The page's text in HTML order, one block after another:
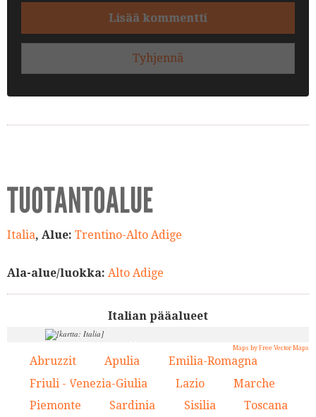
Lisää kommentti
Tyhjennä
TUOTANTOALUE
Italia, Alue: Trentino-Alto Adige
Ala-alue/luokka: Alto Adige
Italian pääalueet
7.
13.
Maps by Free Vector Maps
Abruzzit Apulia Emilia-Romagna
Friuli - Venezia-Giulia Lazio Marche
Piemonte Sardinia Sisilia Toscana